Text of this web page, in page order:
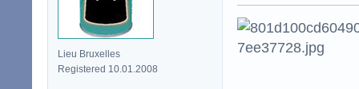
Lieu Bruxelles
Registered 10.01.2008